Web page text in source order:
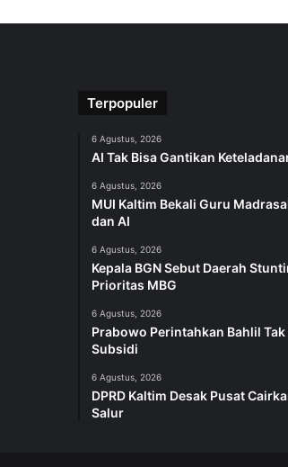
Terpopuler
6 Agustus, 2026
AI Tak Bisa Gantikan
6 Agustus, 2026
MUI Kaltim Bekali Guru
dan AI
6 Agustus, 2026
Kepala BGN Sebut Daerah
Prioritas MBG
6 Agustus, 2026
Prabowo Perintahkan Bahlil Tak
Subsidi
6 Agustus, 2026
DPRD Kaltim Desak Pusat
Salur